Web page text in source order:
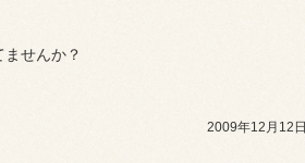
せんか？
2009年12月12日